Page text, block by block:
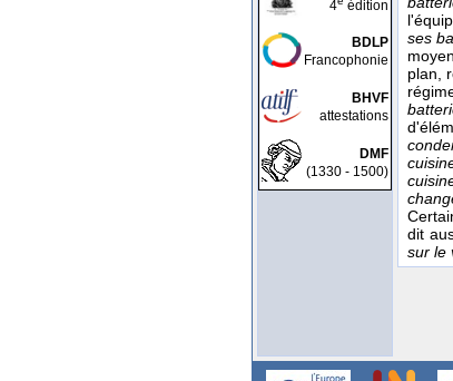
4
édition
BDLP
Francophonie
BHVF
attestations
DMF
(1330 - 1500)
ses
plan,
dit
sur le